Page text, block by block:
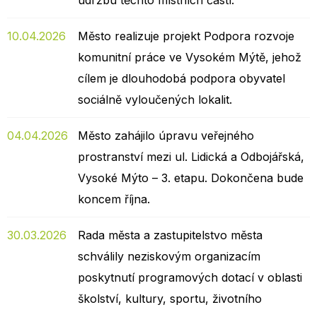
10.04.2026
Město realizuje projekt Podpora rozvoje
komunitní práce ve Vysokém Mýtě, jehož
cílem je dlouhodobá podpora obyvatel
sociálně vyloučených lokalit.
04.04.2026
Město zahájilo úpravu veřejného
prostranství mezi ul. Lidická a Odbojářská,
Vysoké Mýto – 3. etapu. Dokončena bude
koncem října.
30.03.2026
Rada města a zastupitelstvo města
schválily neziskovým organizacím
poskytnutí programových dotací v oblasti
školství, kultury, sportu, životního